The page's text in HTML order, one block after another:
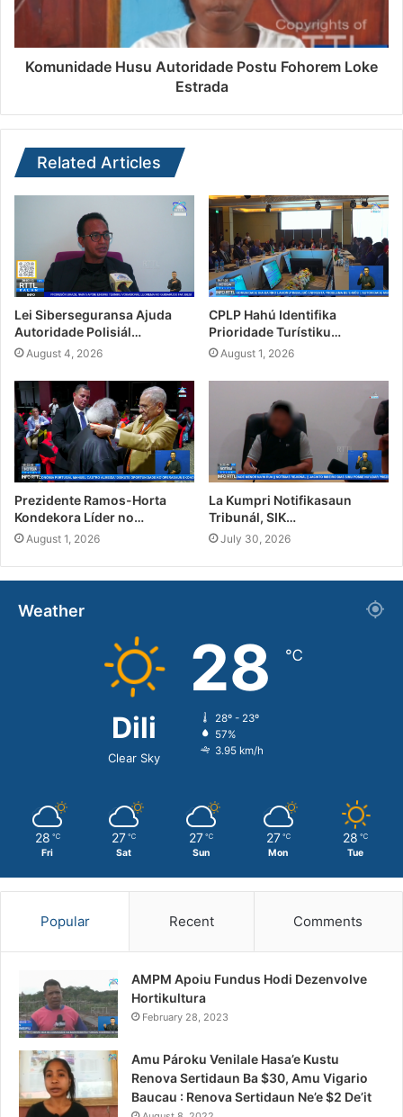
Komunidade Husu Autoridade Postu Fohorem Loke
Estrada
Related Articles
Lei Siberseguransa Ajuda
Autoridade Polisiál…
August 4, 2026
CPLP Hahú Identifika
Prioridade Turístiku…
August 1, 2026
Prezidente Ramos-Horta
Kondekora Líder no…
August 1, 2026
La Kumpri Notifikasaun
Tribunál, SIK…
July 30, 2026
Weather
Dili
Clear Sky
28 ℃
28º - 23º
57%
3.95 km/h
28 ℃
Fri
27 ℃
Sat
27 ℃
Sun
27 ℃
Mon
28 ℃
Tue
Popular Recent Comments
AMPM Apoiu Fundus Hodi Dezenvolve
Hortikultura
February 28, 2023
Amu Pároku Venilale Hasa’e Kustu
Renova Sertidaun Ba $30, Amu Vigario
Baucau : Renova Sertidaun Ne’e $2 De’it